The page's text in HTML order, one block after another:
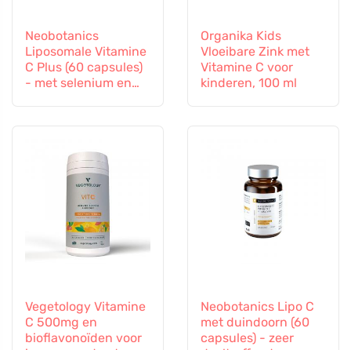
Neobotanics
Liposomale Vitamine
C Plus (60 capsules)
- met selenium en
Organika Kids
Vloeibare Zink met
Vitamine C voor
kinderen, 100 ml
Vegetology Vitamine
C 500mg en
bioflavonoïden voor
Neobotanics Lipo C
met duindoorn (60
capsules) - zeer